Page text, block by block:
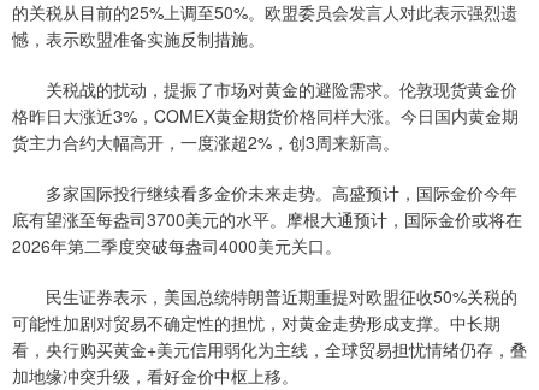
的关税从目前的25%上调至50%。欧盟委员会发言人对此表示强烈遗
憾，表示欧盟准备实施反制措施。
关税战的扰动，提振了市场对黄金的避险需求。伦敦现货黄金价
格昨日大涨近3%，COMEX黄金期货价格同样大涨。今日国内黄金期
货主力合约大幅高开，一度涨超2%，创3周来新高。
多家国际投行继续看多金价未来走势。高盛预计，国际金价今年
底有望涨至每盎司3700美元的水平。摩根大通预计，国际金价或将在
2026年第二季度突破每盎司4000美元关口。
民生证券表示，美国总统特朗普近期重提对欧盟征收50%关税的
可能性加剧对贸易不确定性的担忧，对黄金走势形成支撑。中长期
看，央行购买黄金+美元信用弱化为主线，全球贸易担忧情绪仍存，叠
加地缘冲突升级，看好金价中枢上移。